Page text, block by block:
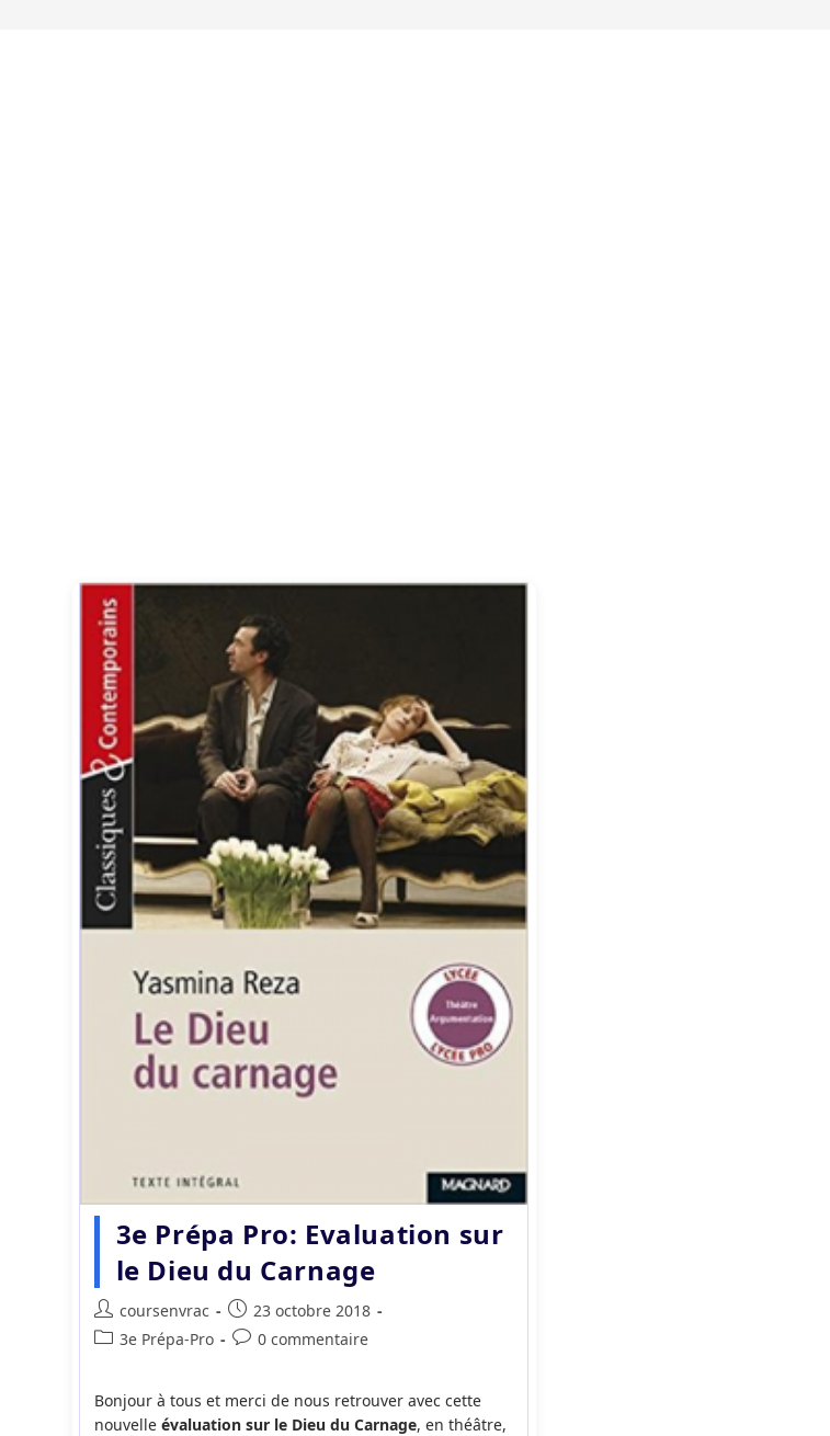
3e Prépa Pro: Evaluation sur
le Dieu du Carnage
Auteur/autrice
de
coursenvrac
Publication
publiée :
23 octobre 2018
Post3e Prépa-Pro
Commentaires
publication :
0 commentaire
Bonjour à tous et merci de nous retrouver avec cette
nouvelle évaluation sur le Dieu du Carnage, en théâtre,